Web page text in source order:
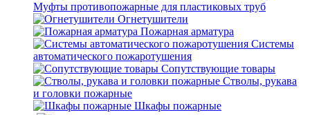
Муфты противопожарные для пластиковых труб
Огнетушители
Пожарная арматура
Системы
автоматического пожаротушения
Сопутствующие товары
Стволы, рукава
и головки пожарные
Шкафы пожарные